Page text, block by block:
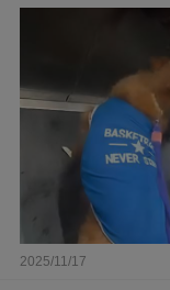
2025/11/17